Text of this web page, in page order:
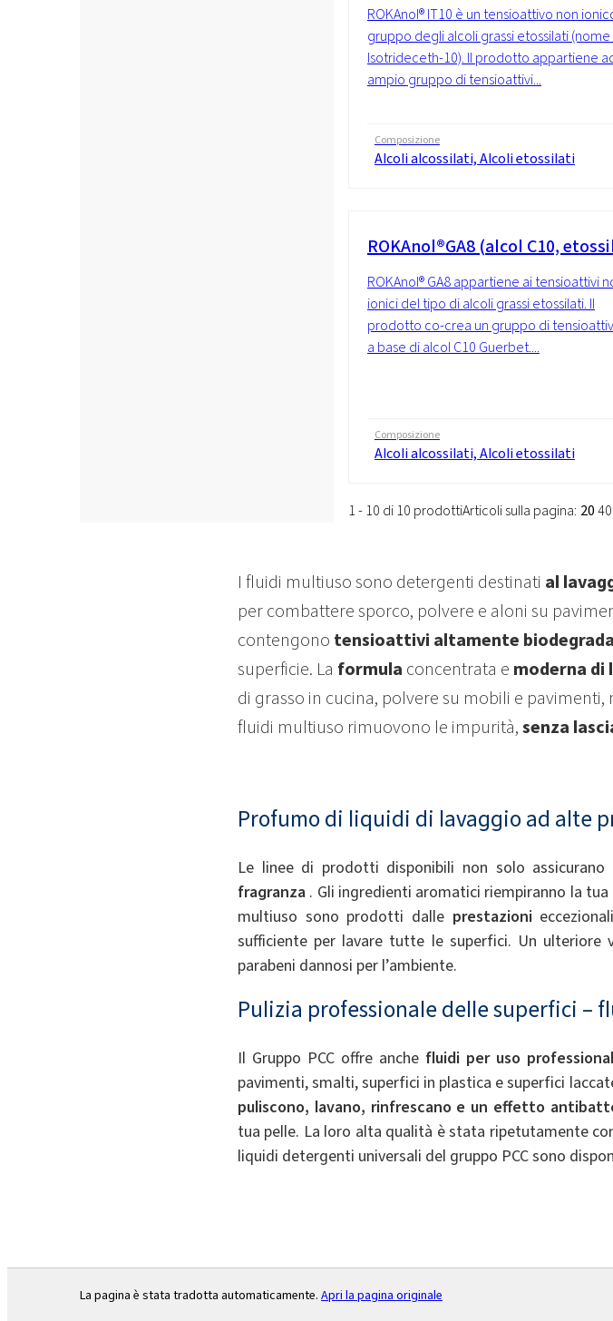
ROKAnol® IT10 è un tensioattivo non
gruppo degli alcoli grassi etossilati (nome
Isotrideceth-10). Il prodotto appartiene
ampio gruppo di tensioattivi...
Composizione
Alcoli alcossilati, Alcoli etossilati
ROKAnol®GA8 (alcol C10,
ROKAnol® GA8 appartiene ai tensioattivi
ionici del tipo di alcoli grassi etossilati. Il
prodotto co-crea un gruppo di
a base di alcol C10 Guerbet....
Composizione
Alcoli alcossilati, Alcoli etossilati
1 - 10 di 10 prodottiArticoli sulla pagina: 2040
I fluidi multiuso sono detergenti destinati al
per combattere sporco, polvere e aloni su
contengono tensioattivi altamente
superficie. La formula concentrata e moderna di
di grasso in cucina, polvere su mobili e
fluidi multiuso rimuovono le impurità,senza
Profumo di liquidi di lavaggio ad alte
Le linee di prodotti disponibili non solo
fragranza . Gli ingredienti aromatici riempiranno la
multiuso sono prodotti dalle prestazioni
sufficiente per lavare tutte le superfici. Un
parabeni dannosi per l’ambiente.
Pulizia professionale delle superfici –
Il Gruppo PCC offre anche fluidi per uso
pavimenti, smalti, superfici in plastica e superfici
puliscono, lavano, rinfrescano e un effetto
tua pelle. La loro alta qualità è stata ripetutamente
liquidi detergenti universali del gruppo PCC sono
La pagina è stata tradotta automaticamente. Apri la pagina originale